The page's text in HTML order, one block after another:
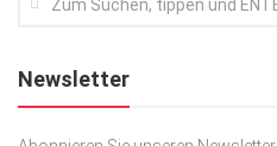
Newsletter